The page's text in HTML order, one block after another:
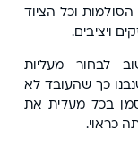
וכל הציוד
ויציבים.
לבחור מעליות
כך שהעובד לא
בכל מעלית את
כראוי.